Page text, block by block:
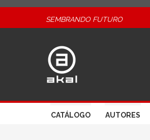
SEMBRANDO FUTURO
CATÁLOGO AUTORES